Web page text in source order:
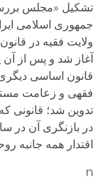
تشکیل «مجلس
جمهوری اسلامی
ولایت فقیه در
آغاز شد و پس از آن
قانون اساسی دیگری
فقهی و زعامت
تدوین شد؛ قانونی
اقتدار همه جانبه
n